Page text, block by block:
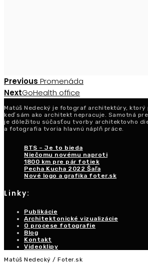
Post
navigation
Previous
Post
Previous Promenáda
Next
Post
NextGoHealth office
Matúš Nedecký je fotograf architektúry, ktorý
keď sám ako architekt nepracuje. Samotná
je dôležitou súčasťou tvorby architektovho
a fotografia tvoria hlavnú náplň práce.
BTS – Je to bieda
Niečomu novému naproti
1800 km pre pár fotiek
Pecha Kucha 2022 Šaľa
Nové logo a grafika foter.sk
Linky:
Publikácie
Architektonické vizualizácie
O procese fotografie
Blog
Kontakt
Videoklipy
Matúš Nedecký / Foter.sk